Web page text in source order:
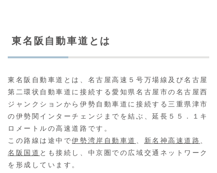
東名阪自動車道とは
東名阪自動車道とは、名古屋高速５号万場線及び名古屋
第二環状自動車道に接続する愛知県名古屋市の名古屋西
ジャンクションから伊勢自動車道に接続する三重県津市
の伊勢関インターチェンジまでを結ぶ、延長５５．１キ
ロメートルの高速道路です。
この路線は途中で伊勢湾岸自動車道 、 新名神高速道路 、
名阪国道 とも接続し、中京圏での広域交通ネットワーク
を形成しています。